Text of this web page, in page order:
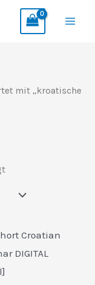
mit „kroatische
Nach